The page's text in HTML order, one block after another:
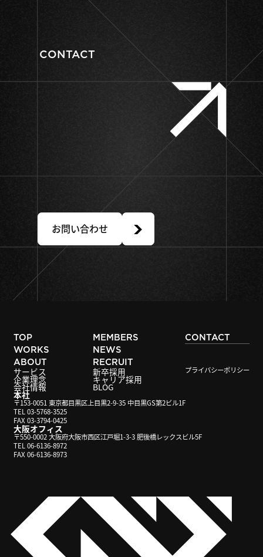
CONTACT
Value
Together.
お問い合わせ
本社
〒153-0051 東京都目黒区上目黒2-9-35 中目黒GS第2ビル1F
TEL 03-5768-3525
FAX 03-3794-0425
大阪オフィス
〒550-0002 大阪府大阪市西区江戸堀1-3-3 肥後橋レックスビル5F
TEL 06-6136-8972
FAX 06-6136-8973
TOP
WORKS
ABOUT
サービス
企業理念
会社情報
MEMBERS
NEWS
RECRUIT
新卒採用
キャリア採用
BLOG
CONTACT
プライバシーポリシー